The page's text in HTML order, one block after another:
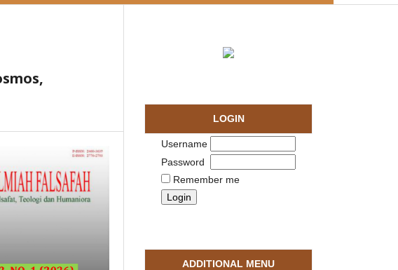
LOGIN
Username
Password
Remember me
ADDITIONAL MENU